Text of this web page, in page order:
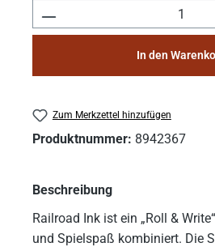
Produkt Anzahl: Gib
In den
Zum Merkzettel hinzufügen
Produktnummer: 8942367
Beschreibung
Railroad Ink ist ein „Roll &
und Spielspaß kombiniert. Die